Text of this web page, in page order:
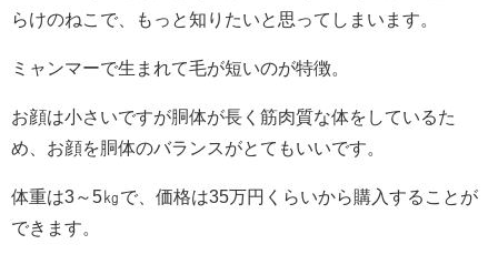
らけのねこで、もっと知りたいと思ってしまいます。
ミャンマーで生まれて毛が短いのが特徴。
お顔は小さいですが胴体が長く筋肉質な体をしているた
め、お顔を胴体のバランスがとてもいいです。
体重は3～5㎏で、価格は35万円くらいから購入することが
できます。